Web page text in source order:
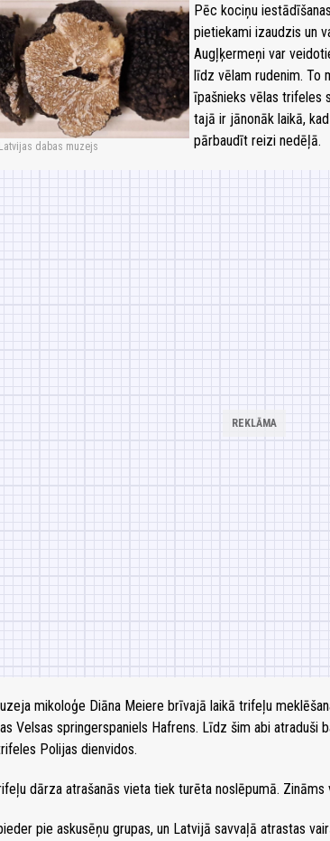
dabas muzejs
Pēc kociņu
pietiekami izaudzis un
Augļķermeņi var
līdz vēlam rudenim. To
īpašnieks vēlas trifeles
tajā ir jānonāk laikā,
pārbaudīt reizi nedēļā.
mikoloģe Diāna Meiere brīvajā laikā trifeļu
Velsas springerspaniels Hafrens. Līdz šim abi atraduši
Polijas dienvidos.
dārza atrašanās vieta tiek turēta noslēpumā. Zināms
pie askusēņu grupas, un Latvijā savvaļā atrastas